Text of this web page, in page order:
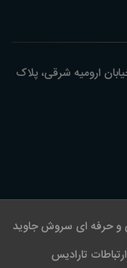
ارومیه شرقی، پلاک
و حرفه ای سروش جاوید
تارادیس